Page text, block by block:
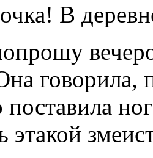
В
говорила,
поставила
этакой